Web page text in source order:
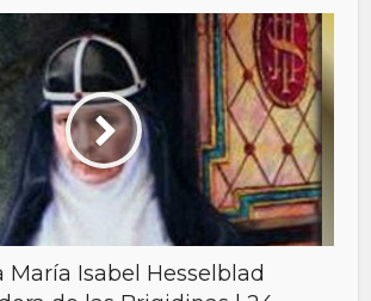
María Isabel Hesselblad